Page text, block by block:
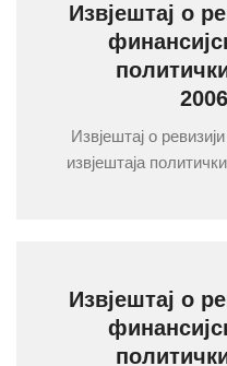
Извјештај о
Извјештај о
извјештаја
Извјештај о